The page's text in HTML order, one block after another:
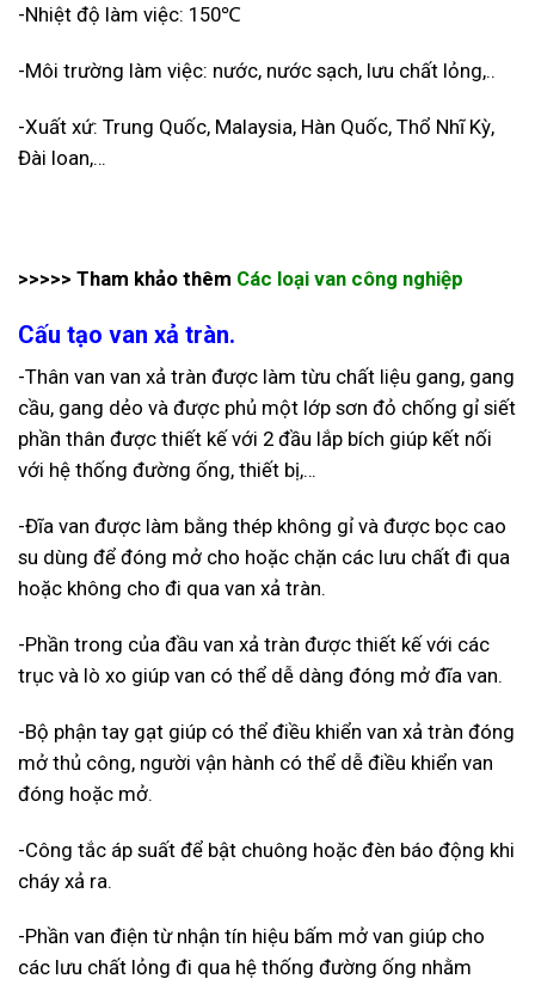
-Nhiệt độ làm việc: 150℃
-Môi trường làm việc: nước, nước sạch, lưu chất lỏng,..
-Xuất xứ: Trung Quốc, Malaysia, Hàn Quốc, Thổ Nhĩ Kỳ,
Đài loan,…
>>>>> Tham khảo thêm Các loại van công nghiệp
Cấu tạo van xả tràn.
-Thân van van xả tràn được làm từu chất liệu gang, gang
cầu, gang dẻo và được phủ một lớp sơn đỏ chống gỉ siết
phần thân được thiết kế với 2 đầu lắp bích giúp kết nối
với hệ thống đường ống, thiết bị,…
-Đĩa van được làm bằng thép không gỉ và được bọc cao
su dùng để đóng mở cho hoặc chặn các lưu chất đi qua
hoặc không cho đi qua van xả tràn.
-Phần trong của đầu van xả tràn được thiết kế với các
trục và lò xo giúp van có thể dễ dàng đóng mở đĩa van.
-Bộ phận tay gạt giúp có thể điều khiển van xả tràn đóng
mở thủ công, người vận hành có thể dễ điều khiển van
đóng hoặc mở.
-Công tắc áp suất để bật chuông hoặc đèn báo động khi
cháy xả ra.
-Phần van điện từ nhận tín hiệu bấm mở van giúp cho
các lưu chất lỏng đi qua hệ thống đường ống nhằm